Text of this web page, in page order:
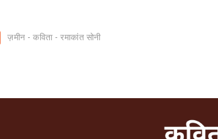
ज़मीन - कविता - रमाकांत सोनी